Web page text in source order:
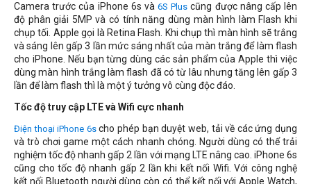
Camera trước của iPhone 6s và 6S Plus cũng được nâng cấp lên
độ phân giải 5MP và có tính năng dùng màn hình làm Flash khi
chụp tối. Apple gọi là Retina Flash. Khi chụp thì màn hình sẽ trắng
và sáng lên gấp 3 lần mức sáng nhất của màn trắng để làm flash
cho iPhone. Nếu bạn từng dùng các sản phẩm của Apple thì việc
dùng màn hình trắng làm flash đã có từ lâu nhưng tăng lên gấp 3
lần để làm flash thì là một ý tưởng vô cùng độc đáo.
Tốc độ truy cập LTE và Wifi cực nhanh
Điện thoại iPhone 6scho phép bạn duyệt web, tải về các ứng dụng
và trò chơi game một cách nhanh chóng. Người dùng có thể trải
nghiệm tốc độ nhanh gấp 2 lần với mạng LTE nâng cao. iPhone 6s
cũng cho tốc độ nhanh gấp 2 lần khi kết nối Wifi. Với công nghệ
kết nối Bluetooth người dùng còn có thể kết nối với Apple Watch,